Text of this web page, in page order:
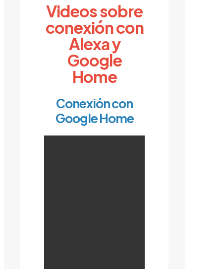
Videos sobre
conexión con
Alexa y
Google
Home
Conexión con
Google Home